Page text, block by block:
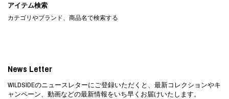
アイテム検索
カテゴリやブランド、商品名で検索する
News Letter
WILDSIDEのニュースレターにご登録いただくと、最新コレクションやキ
ャンペーン、動画などの最新情報をいち早くお届けいたします。